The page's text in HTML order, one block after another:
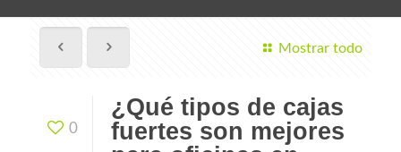
Mostrar todo
0
¿Qué tipos de cajas
fuertes son mejores